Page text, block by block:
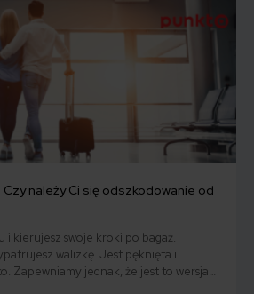
zawierać dobra polisa
kosztuje?
należy Ci się odszkodowanie od
i kierujesz swoje kroki po bagaż.
walizkę. Jest pęknięta i
Zapewniamy jednak, że jest to wersja